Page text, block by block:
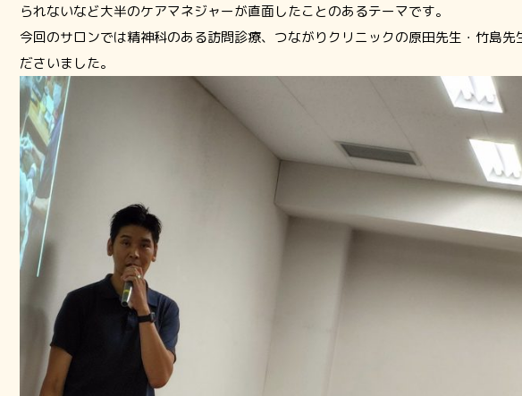
られないなど大半のケアマネジャーが直面したことのあるテーマです。
今回のサロンでは精神科のある訪問診療、つながりクリニックの原田先生・竹島
ださいました。